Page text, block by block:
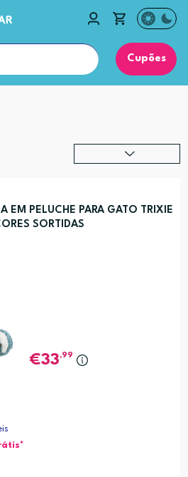
Cupões
Preço (mais baixo)
EM PELUCHE PARA GATO TRIXIE
SORTIDAS
33,99